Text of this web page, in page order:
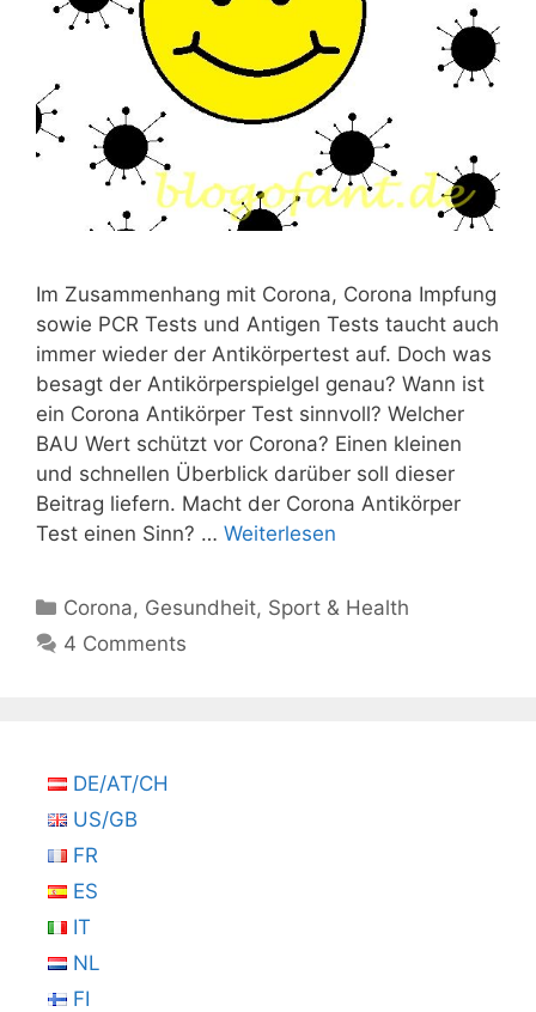
Im Zusammenhang mit Corona, Corona Impfung
sowie PCR Tests und Antigen Tests taucht auch
immer wieder der Antikörpertest auf. Doch was
besagt der Antikörperspielgel genau? Wann ist
ein Corona Antikörper Test sinnvoll? Welcher
BAU Wert schützt vor Corona? Einen kleinen
und schnellen Überblick darüber soll dieser
Beitrag liefern. Macht der Corona Antikörper
Test einen Sinn? … Weiterlesen
Kategorien
Corona, Gesundheit, Sport & Health
4 Comments
DE/AT/CH
US/GB
FR
ES
IT
NL
FI